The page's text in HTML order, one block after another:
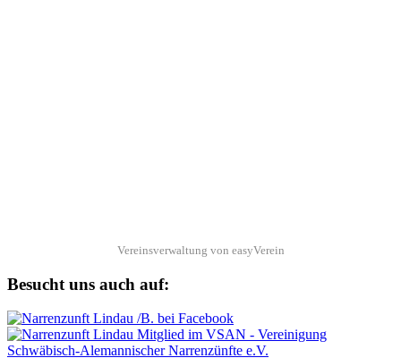
Vereinsverwaltung von easyVerein
Besucht uns auch auf: